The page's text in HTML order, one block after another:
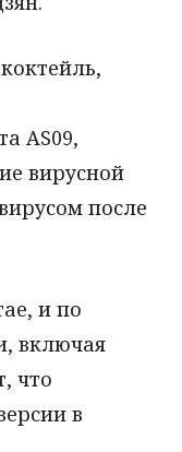
AS09,
вирусной
после
и по
включая
что
в